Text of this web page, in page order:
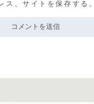
ス、サイトを保存する。